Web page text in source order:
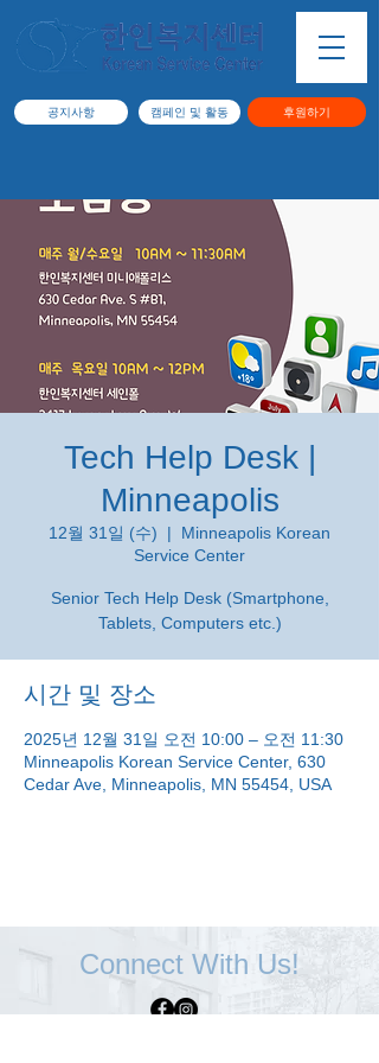
공지사항 캠페인 및 활동 후원하기
Tech Help Desk |
Minneapolis
12월 31일 (수)
  |
Minneapolis Korean
Service Center
Senior Tech Help Desk (Smartphone,
Tablets, Computers etc.)
시간 및 장소
2025년 12월 31일 오전 10:00 – 오전 11:30
Minneapolis Korean Service Center, 630
Cedar Ave, Minneapolis, MN 55454, USA
Connect With Us!